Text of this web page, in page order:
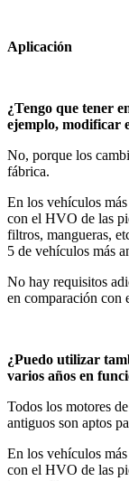
Aplicación
¿Tengo que tener
ejemplo, modificar
No, porque los
fábrica.
En los vehículos
con el HVO de las
filtros, mangueras,
5 de vehículos más
No hay requisitos
en comparación con
¿Puedo utilizar
varios años en
Todos los motores
antiguos son aptos
En los vehículos
con el HVO de las